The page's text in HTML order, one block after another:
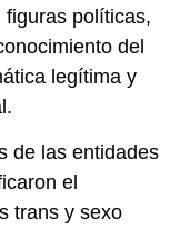
políticas,
del
legítima y
de las entidades
el
trans y sexo